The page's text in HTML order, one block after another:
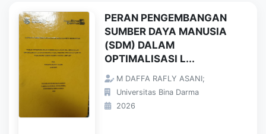
PERAN PENGEMBANGAN
SUMBER DAYA MANUSIA
(SDM) DALAM
OPTIMALISASI L...
M DAFFA RAFLY ASANI;
Universitas Bina Darma
2026